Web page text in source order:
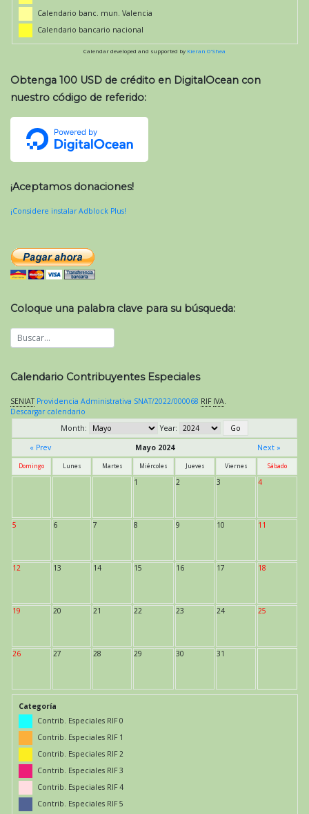
Calendario banc. mun. Valencia
Calendario bancario nacional
Calendar developed and supported by Kieran O'Shea
Obtenga 100 USD de crédito en DigitalOcean con
nuestro código de referido:
¡Aceptamos donaciones!
¡Considere instalar Adblock Plus!
Coloque una palabra clave para su búsqueda:
Calendario Contribuyentes Especiales
SENIAT Providencia Administrativa SNAT/2022/000068 RIF IVA
Descargar calendario
Month:
Year:
« Prev
Mayo 2024 Next »
Domingo Lunes Martes Miércoles Jueves Viernes Sábado
1 2 3 4
5 6 7 8 9 10 11
12 13 14 15 16 17 18
19 20 21 22 23 24 25
26 27 28 29 30 31
Categoría
Contrib. Especiales RIF 0
Contrib. Especiales RIF 1
Contrib. Especiales RIF 2
Contrib. Especiales RIF 3
Contrib. Especiales RIF 4
Contrib. Especiales RIF 5